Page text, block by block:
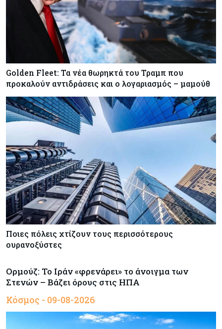
Golden Fleet: Τα νέα θωρηκτά του Τραμπ που
προκαλούν αντιδράσεις και ο λογαριασμός – μαμούθ
Ποιες πόλεις χτίζουν τους περισσότερους
ουρανοξύστες
Ορμούζ: Το Ιράν «φρενάρει» το άνοιγμα των
Στενών – Βάζει όρους στις ΗΠΑ
Κόσμος - 09-08-2026